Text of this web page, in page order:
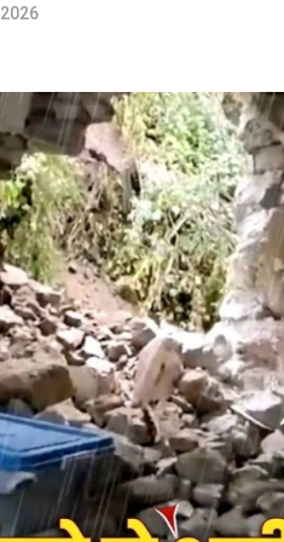
फैसले
में 30 हेक्टेयर जमीन देने का फैसला।
के लिए 122 पदों के सृजन को मंजूरी।
लागू होंगी।